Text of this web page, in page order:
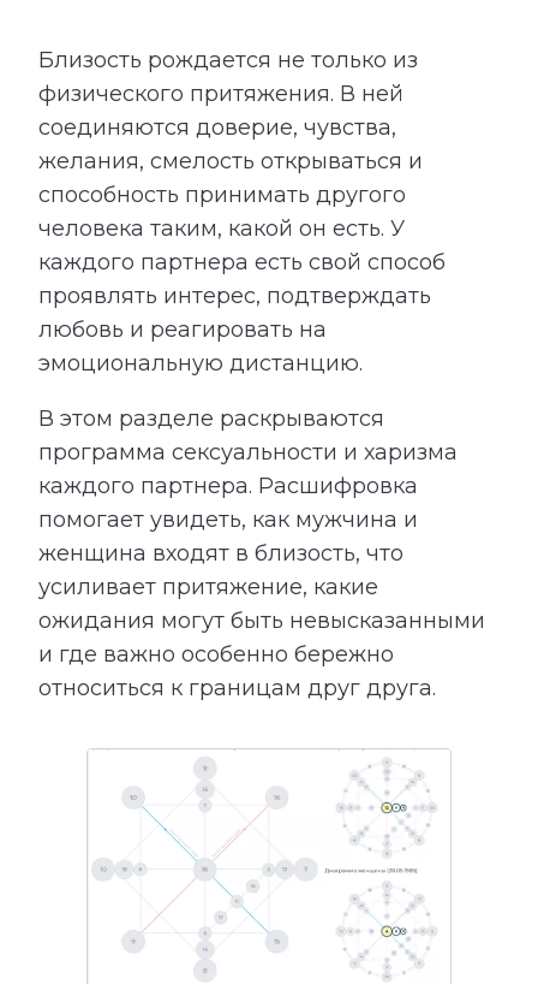
Близость рождается не только из
физического притяжения. В ней
соединяются доверие, чувства,
желания, смелость открываться и
способность принимать другого
человека таким, какой он есть. У
каждого партнера есть свой способ
проявлять интерес, подтверждать
любовь и реагировать на
эмоциональную дистанцию.
В этом разделе раскрываются
программа сексуальности и харизма
каждого партнера. Расшифровка
помогает увидеть, как мужчина и
женщина входят в близость, что
усиливает притяжение, какие
ожидания могут быть невысказанными
и где важно особенно бережно
относиться к границам друг друга.